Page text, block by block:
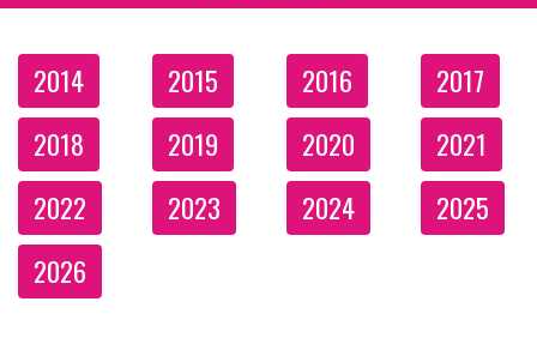
2014 2015 2016
2017
2018
2019 2020
2021
2022
2023 2024
2025
2026